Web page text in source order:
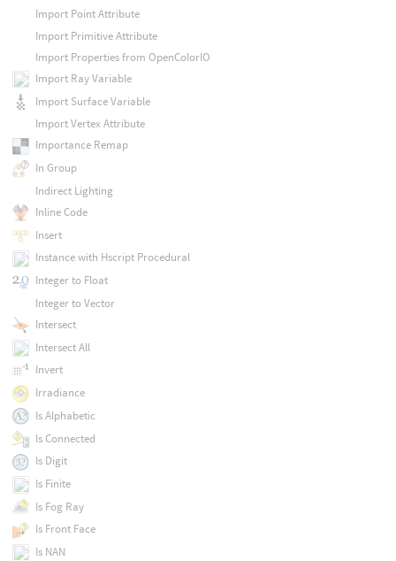
Import Point Attribute
Import Primitive Attribute
Import Properties from OpenColorIO
Import Ray Variable
Import Surface Variable
Import Vertex Attribute
Importance Remap
In Group
Indirect Lighting
Inline Code
Insert
Instance with Hscript Procedural
Integer to Float
Integer to Vector
Intersect
Intersect All
Invert
Irradiance
Is Alphabetic
Is Connected
Is Digit
Is Finite
Is Fog Ray
Is Front Face
Is NAN